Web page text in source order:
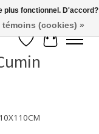
Liste de souhaits
Panier
plus fonctionnel. D'accord?
(cookies) »